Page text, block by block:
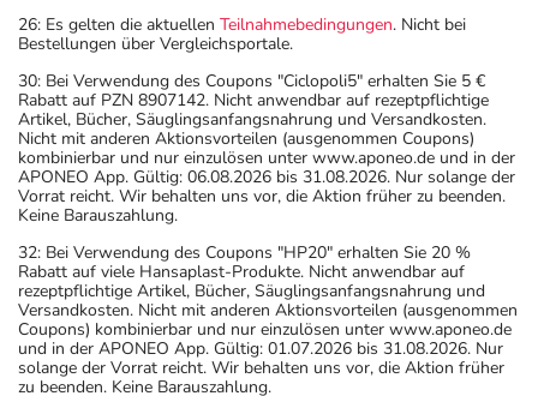
26: Es gelten die aktuellen Teilnahmebedingungen. Nicht bei
Bestellungen über Vergleichsportale.
30: Bei Verwendung des Coupons "Ciclopoli5" erhalten Sie 5 €
Rabatt auf PZN 8907142. Nicht anwendbar auf rezeptpflichtige
Artikel, Bücher, Säuglingsanfangsnahrung und Versandkosten.
Nicht mit anderen Aktionsvorteilen (ausgenommen Coupons)
kombinierbar und nur einzulösen unter www.aponeo.de und in der
APONEO App. Gültig: 06.08.2026 bis 31.08.2026. Nur solange der
Vorrat reicht. Wir behalten uns vor, die Aktion früher zu beenden.
Keine Barauszahlung.
32: Bei Verwendung des Coupons "HP20" erhalten Sie 20 %
Rabatt auf viele Hansaplast-Produkte. Nicht anwendbar auf
rezeptpflichtige Artikel, Bücher, Säuglingsanfangsnahrung und
Versandkosten. Nicht mit anderen Aktionsvorteilen (ausgenommen
Coupons) kombinierbar und nur einzulösen unter www.aponeo.de
und in der APONEO App. Gültig: 01.07.2026 bis 31.08.2026. Nur
solange der Vorrat reicht. Wir behalten uns vor, die Aktion früher
zu beenden. Keine Barauszahlung.